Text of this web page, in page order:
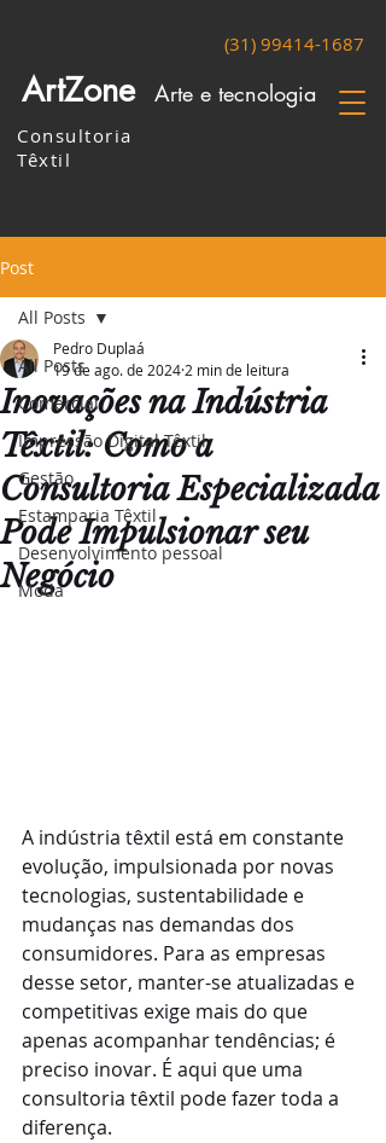
Consultoria
Têxtil
ArtZone Arte e tecnologia
(31) 99414-1687
Post
All Posts
Comercial
Impressão Digital Têxtil
Gestão
Estamparia Têxtil
Desenvolvimento pessoal
Moda
All Posts
Inovações na Indústria
Têxtil: Como a
Consultoria Especializada
Pode Impulsionar seu
Negócio
Pedro Duplaá
19 de ago. de 2024 2 min de leitura
A indústria têxtil está em constante
evolução, impulsionada por novas
tecnologias, sustentabilidade e
mudanças nas demandas dos
consumidores. Para as empresas
desse setor, manter-se atualizadas e
competitivas exige mais do que
apenas acompanhar tendências; é
preciso inovar. É aqui que uma
consultoria têxtil pode fazer toda a
diferença.